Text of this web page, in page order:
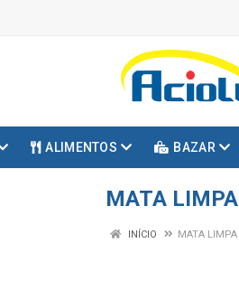
ALIMENTOS BAZAR
MATA LIMPA
INÍCIO MATA LIMPA